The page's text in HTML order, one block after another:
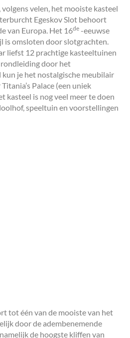
velen, het mooiste kasteel
Egeskov Slot behoort
van Europa. Het 16de -eeuwse
is omsloten door slotgrachten.
liefst 12 prachtige kasteeltuinen
door het
je het nostalgische meubilair
Palace (een uniek
kasteel is nog veel meer te doen
speeltuin en voorstellingen
tot één van de mooiste van het
door de adembenemende
de hoogste kliffen van